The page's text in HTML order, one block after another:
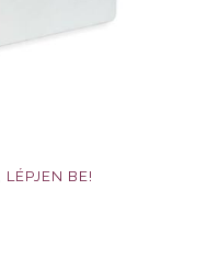
LÉPJEN BE!